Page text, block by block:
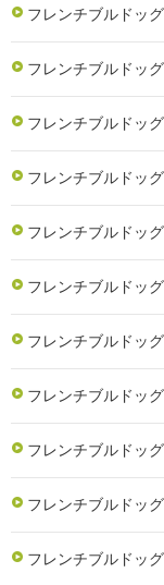
フレンチブルドッ
フレンチブルドッ
フレンチブルドッ
フレンチブルドッ
フレンチブルドッ
フレンチブルドッ
フレンチブルドッ
フレンチブルドッ
フレンチブルドッ
フレンチブルドッ
フレンチブルドッ